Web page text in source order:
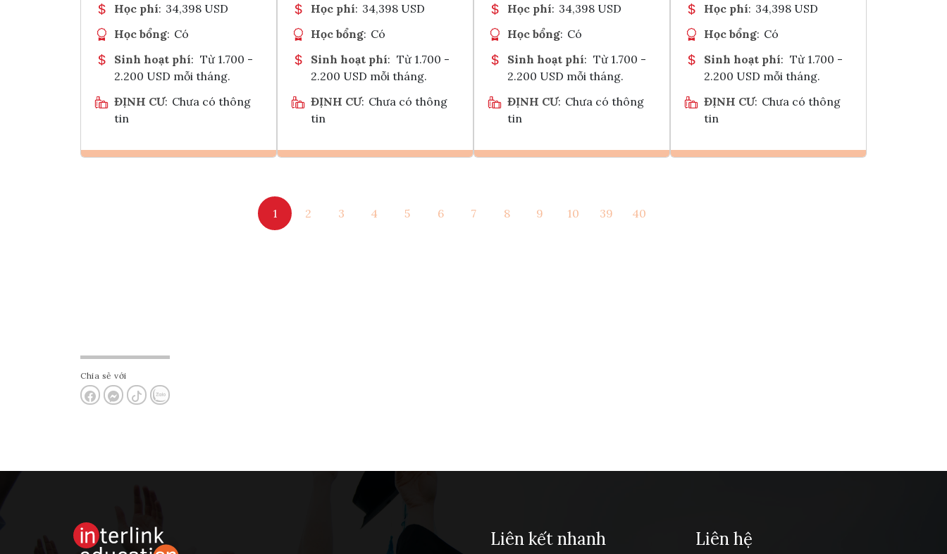
Học phí: 34,398 USD
Học bổng: Có
Sinh hoạt phí: Từ 1.700 -
2.200 USD mỗi tháng.
ĐỊNH CƯ: Chưa có thông
tin
Học phí: 34,398 USD
Học bổng: Có
Sinh hoạt phí: Từ 1.700 -
2.200 USD mỗi tháng.
ĐỊNH CƯ: Chưa có thông
tin
Tham vấn Interlink
Học phí: 34,398 USD
Học bổng: Có
Sinh hoạt phí: Từ 1.700 -
2.200 USD mỗi tháng.
ĐỊNH CƯ: Chưa có thông
tin
Tham vấn Interlink
Học phí: 34,398 USD
Học bổng: Có
Sinh hoạt phí: Từ 1.700 -
2.200 USD mỗi tháng.
ĐỊNH CƯ: Chưa có thông
tin
1 2 3 4 5 6 7 8 9 10 39 40
Chia sẻ với
Liên kết nhanh Liên hệ